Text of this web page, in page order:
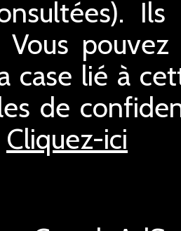
case lié à
de
Cliquez-ici